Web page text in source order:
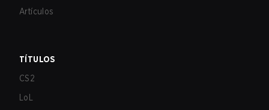
Artículos
TÍTULOS
CS2
LoL